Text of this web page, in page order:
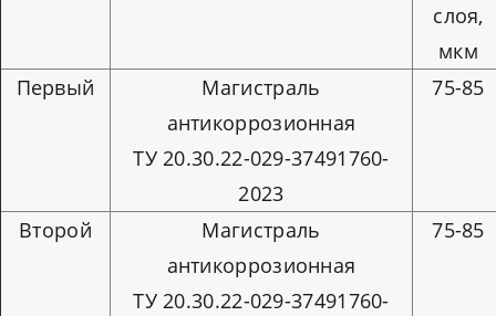
слоя,
мкм
Первый
Магистраль
антикоррозионная
ТУ 20.30.22-029-37491760-
2023
75-85
Второй
Магистраль
антикоррозионная
ТУ 20.30.22-029-37491760-
75-85